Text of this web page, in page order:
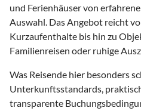
und Ferienhäuser von
Auswahl. Das Angebot reicht
Kurzaufenthalte bis hin zu
Familienreisen oder ruhige
Was Reisende hier besonders
Unterkunftsstandards,
transparente